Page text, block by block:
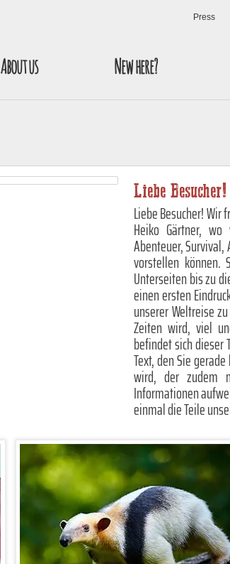
Press
About us New here?
Liebe Besucher!
Liebe Besucher!
Heiko Gärtner,
Abenteuer,
vorstellen können.
Unterseiten bis zu
einen ersten
unserer Weltreise
Zeiten wird, viel
befindet sich dieser
Text, den Sie
wird, der zudem
Informationen
einmal die Teile